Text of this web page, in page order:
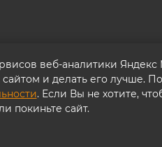
веб-аналитики Яндекс
и делать его лучше.
. Если Вы не хотите,
покиньте сайт.